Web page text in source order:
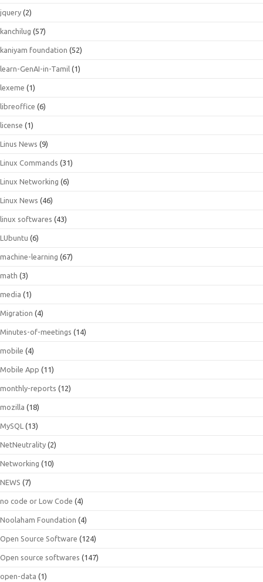
jquery (2)
kanchilug (57)
kaniyam foundation (52)
learn-GenAI-in-Tamil (1)
lexeme (1)
libreoffice (6)
license (1)
Linus News (9)
Linux Commands (31)
Linux Networking (6)
Linux News (46)
linux softwares (43)
LUbuntu (6)
machine-learning (67)
math (3)
media (1)
Migration (4)
Minutes-of-meetings (14)
mobile (4)
Mobile App (11)
monthly-reports (12)
mozilla (18)
MySQL (13)
NetNeutrality (2)
Networking (10)
NEWS (7)
no code or Low Code (4)
Noolaham Foundation (4)
Open Source Software (124)
Open source softwares (147)
open-data (1)